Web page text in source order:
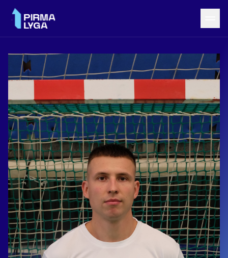
Grįžti į LRF puslapį
Naujienos
Tvarkaraštis
Rezultatai
Statistika
Turnyrinė lentelė
Komandos